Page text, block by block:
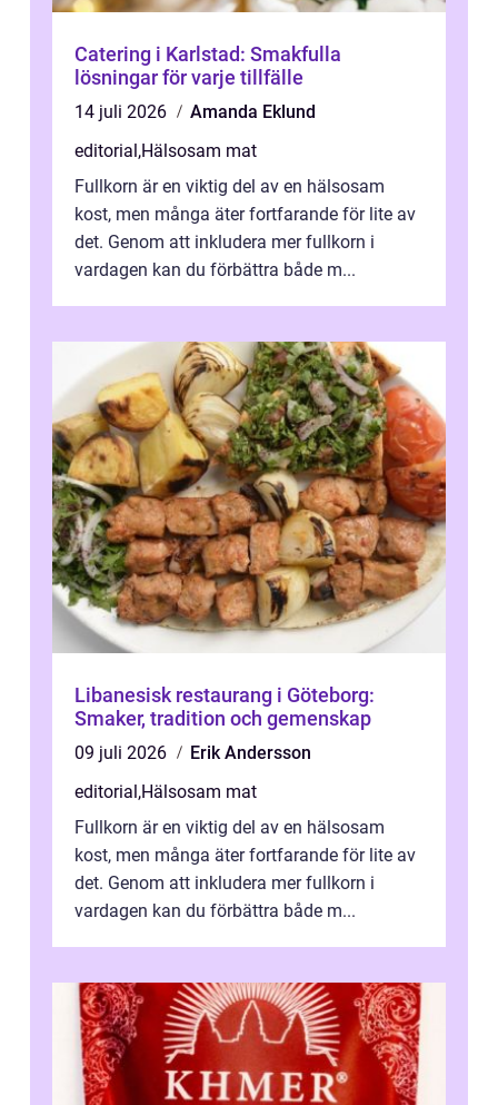
Catering i Karlstad: Smakfulla
lösningar för varje tillfälle
14 juli 2026
Amanda Eklund
editorial ,Hälsosam mat
Fullkorn är en viktig del av en hälsosam
kost, men många äter fortfarande för lite av
det. Genom att inkludera mer fullkorn i
vardagen kan du förbättra både m...
Libanesisk restaurang i Göteborg:
Smaker, tradition och gemenskap
09 juli 2026
Erik Andersson
editorial ,Hälsosam mat
Fullkorn är en viktig del av en hälsosam
kost, men många äter fortfarande för lite av
det. Genom att inkludera mer fullkorn i
vardagen kan du förbättra både m...